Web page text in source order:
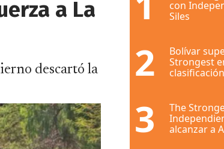
a La
descartó la
con
Siles
2
Bolívar
Strongest
clasificación
3
The
alcanzar a